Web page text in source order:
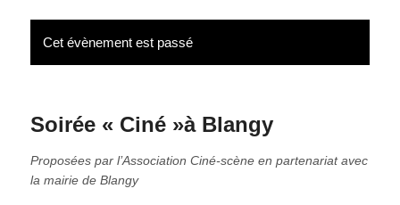
Cet évènement est passé
Soirée « Ciné »à Blangy
Proposées par l’Association Ciné-scène en partenariat avec
la mairie de Blangy